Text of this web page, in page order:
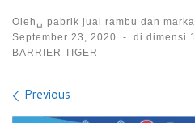
Oleh␣ pabrik jual rambu dan
September 23, 2020
- di dimensi
BARRIER TIGER
Images navigation
Previous